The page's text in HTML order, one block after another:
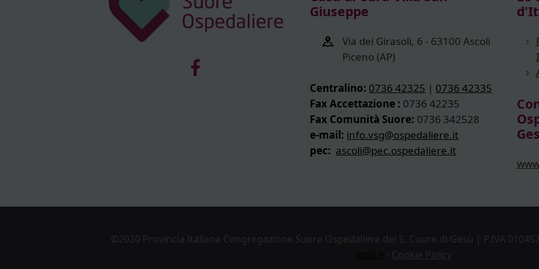
Giuseppe
Via dei Girasoli, 6 - 63100 Ascoli
Piceno (AP)
Centralino: 0736 42325 | 0736 42335
Fax Accettazione : 0736 42235
Fax Comunità Suore: 0736 342528
e-mail: info.vsg@ospedaliere.it
pec: ascoli@pec.ospedaliere.it
©2020 Provincia Italiana Congregazione Suore Ospedaliere del S. Cuore di Gesù | P.IVA
- Cookie Policy